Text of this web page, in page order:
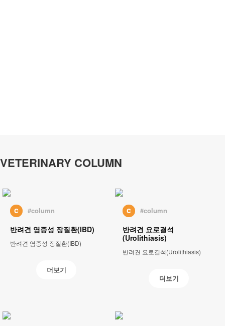
VETERINARY COLUMN
c #column
반려견 염증성 장질환(IBD)
반려견 염증성 장질환(IBD)
더보기
c #column
반려견 요로결석
(Urolithiasis)
반려견 요로결석(Urolithiasis)
더보기